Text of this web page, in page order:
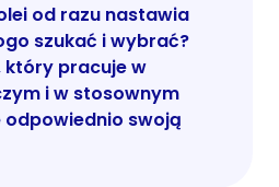
od razu nastawia
szukać i wybrać?
który pracuje w
i w stosownym
odpowiednio swoją